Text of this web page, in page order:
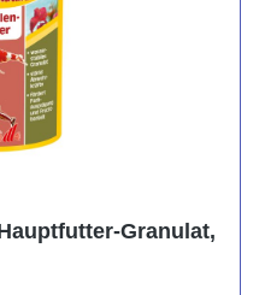
Granulat,